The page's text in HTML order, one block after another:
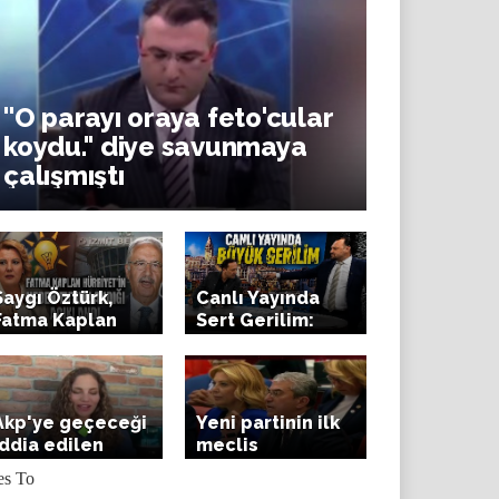
Melih Gökçek Yine Sahnelerde:
var mı?''
''O parayı oraya feto'cular
koydu.'' diye savunmaya
çalışmıştı
Öztürk,
Kaplan
hedefe
Canlı Yayında
Sert Gerilim:
Stüdyoyu Terk
Etti
geçeceği
edilen
büyükşehir
başkanı
Yeni partinin ilk
meclis